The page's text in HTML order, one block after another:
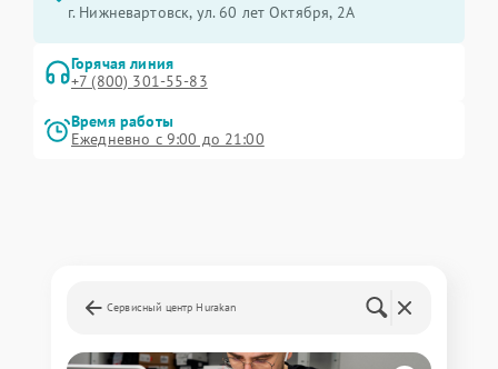
г. Нижневартовск, ул. 60 лет Октября, 2А
Горячая линия
+7 (800) 301-55-83
Время работы
Ежедневно с 9:00 до 21:00
Сервисный центр Hurakan